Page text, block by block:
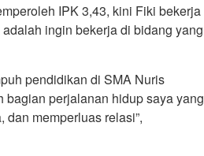
IPK 3,43, kini Fiki bekerja
ingin bekerja di bidang yang
pendidikan di SMA Nuris
bagian perjalanan hidup saya yang
memperluas relasi”,